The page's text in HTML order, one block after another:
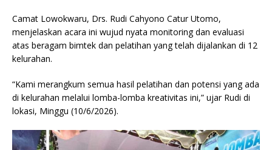
Camat Lowokwaru, Drs. Rudi Cahyono Catur Utomo,
menjelaskan acara ini wujud nyata monitoring dan evaluasi
atas beragam bimtek dan pelatihan yang telah dijalankan di 12
kelurahan.
“Kami merangkum semua hasil pelatihan dan potensi yang ada
di kelurahan melalui lomba-lomba kreativitas ini,” ujar Rudi di
lokasi, Minggu (10/6/2026).